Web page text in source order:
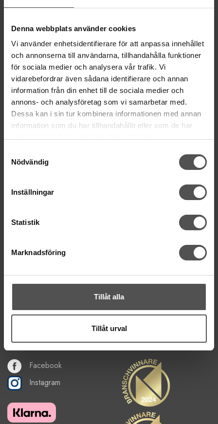
Denna webbplats använder cookies
Vi använder enhetsidentifierare för att anpassa innehållet
och annonserna till användarna, tillhandahålla funktioner
för sociala medier och analysera vår trafik. Vi
vidarebefordrar även sådana identifierare och annan
information från din enhet till de sociala medier och
annons- och analysföretag som vi samarbetar med.
Dessa kan i sin tur kombinera informationen med annan
information som du har tillhandahållit eller som de har
Nödvändig
Inställningar
Statistik
Marknadsföring
Tillåt alla
Tillåt urval
Mån-Tor 11:00 - 18:00
Lörd Stängt Juli-Aug
© Copyrightskyddat material på sidan. Sevillkor
HANDLA
Villkor
Kontakta oss
Mina favoriter
Logga in
Retur & Reklamation
Om oss
Om cookies
De uppgifter du matar in kommer endast användas till våra nyhetsbrev.
Facebook
Instagram